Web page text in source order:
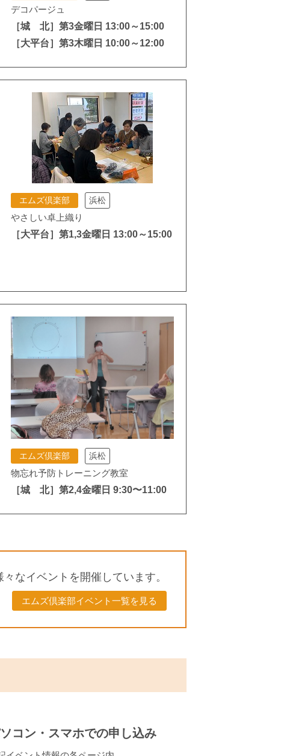
デコパージュ
［城 北］第3金曜日 13:00～15:00
［大平台］第3木曜日 10:00～12:00
エムズ倶楽部 浜松
やさしい卓上織り
［大平台］第1,3金曜日 13:00～15:00
エムズ倶楽部 浜松
物忘れ予防トレーニング教室
［城 北］第2,4金曜日 9:30〜11:00
なイベントを開催しています。
エムズ倶楽部イベント一覧を見る
コン・スマホでの申し込み